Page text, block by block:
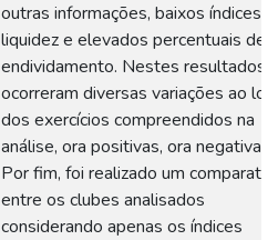
outras informações, baixos índices
liquidez e elevados percentuais de
endividamento. Nestes resultados
ocorreram diversas variações ao
dos exercícios compreendidos na
análise, ora positivas, ora negativas.
Por fim, foi realizado um
entre os clubes analisados
considerando apenas os índices